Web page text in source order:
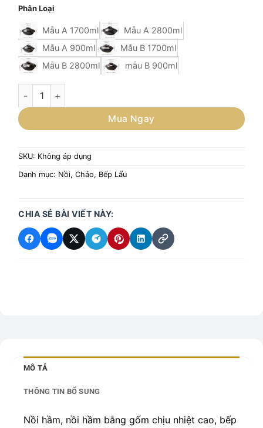
Phân Loại
Mẫu A 1700ml
Mẫu A 2800ml
Mẫu A 900ml
Mẫu B 1700ml
Mẫu B 2800ml
mẫu B 900ml
Nồi đất, nồi hầm, nồi kho, nồi nấu cơm phong cách Nhật
Mua Ngay
SKU: Không áp dụng
Danh mục: Nồi, Chảo, Bếp Lẩu
CHIA SẺ BÀI VIẾT NÀY:
MÔ TẢ
THÔNG TIN BỔ SUNG
Nồi hầm, nồi hầm bằng gốm chịu nhiệt cao, bếp